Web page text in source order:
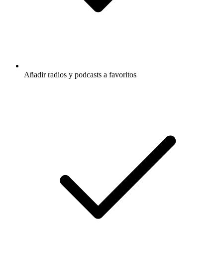
Añadir radios y podcasts a favoritos